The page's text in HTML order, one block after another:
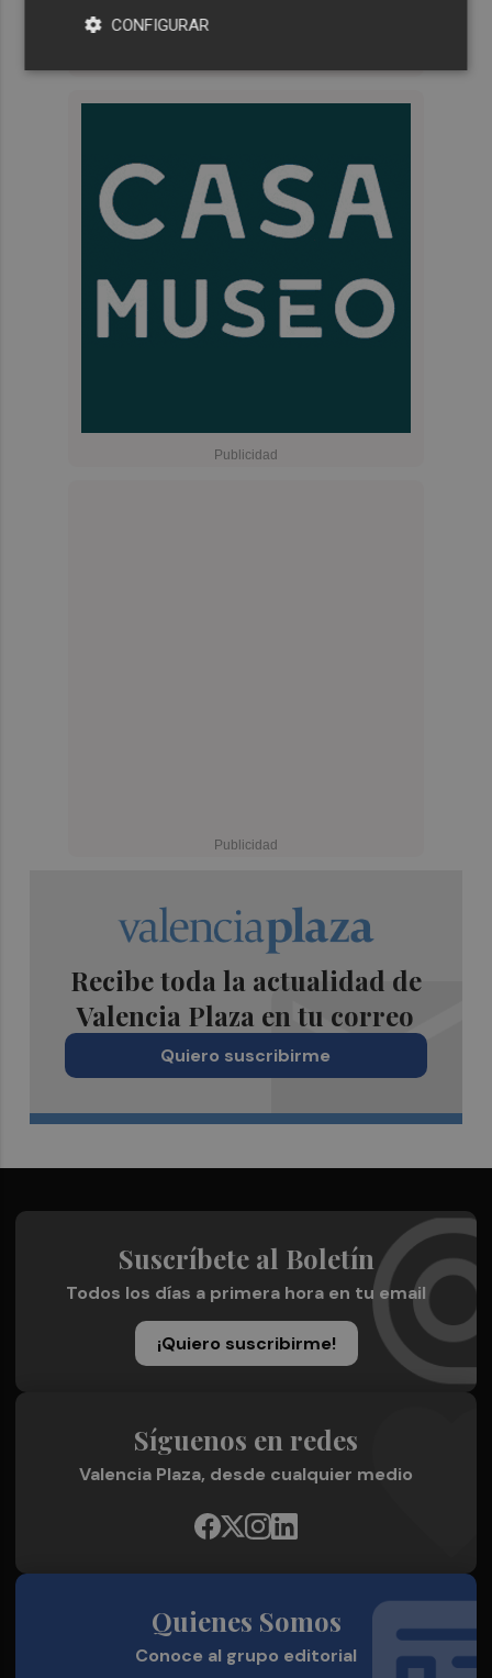
Recibe toda la actualidad de
Valencia Plaza en tu correo
Quiero suscribirme
Suscríbete al Boletín
Todos los días a primera hora en tu email
¡Quiero suscribirme!
Síguenos en redes
Valencia Plaza, desde cualquier medio
Quienes Somos
Conoce al grupo editorial
CONFIGURAR